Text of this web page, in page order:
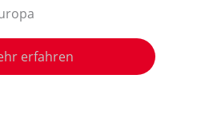
erfahren